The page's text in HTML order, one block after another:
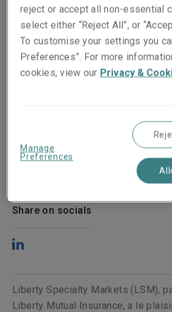
Publié le
Temps de
Share on socials
Liberty Specialty Markets (LSM),
Liberty Mutual Insurance, a le
reject or accept all non-essential
select either “Reject All”, or
To customise your settings you
Preferences”. For more
cookies, view our Privacy &
Manage
Preferences